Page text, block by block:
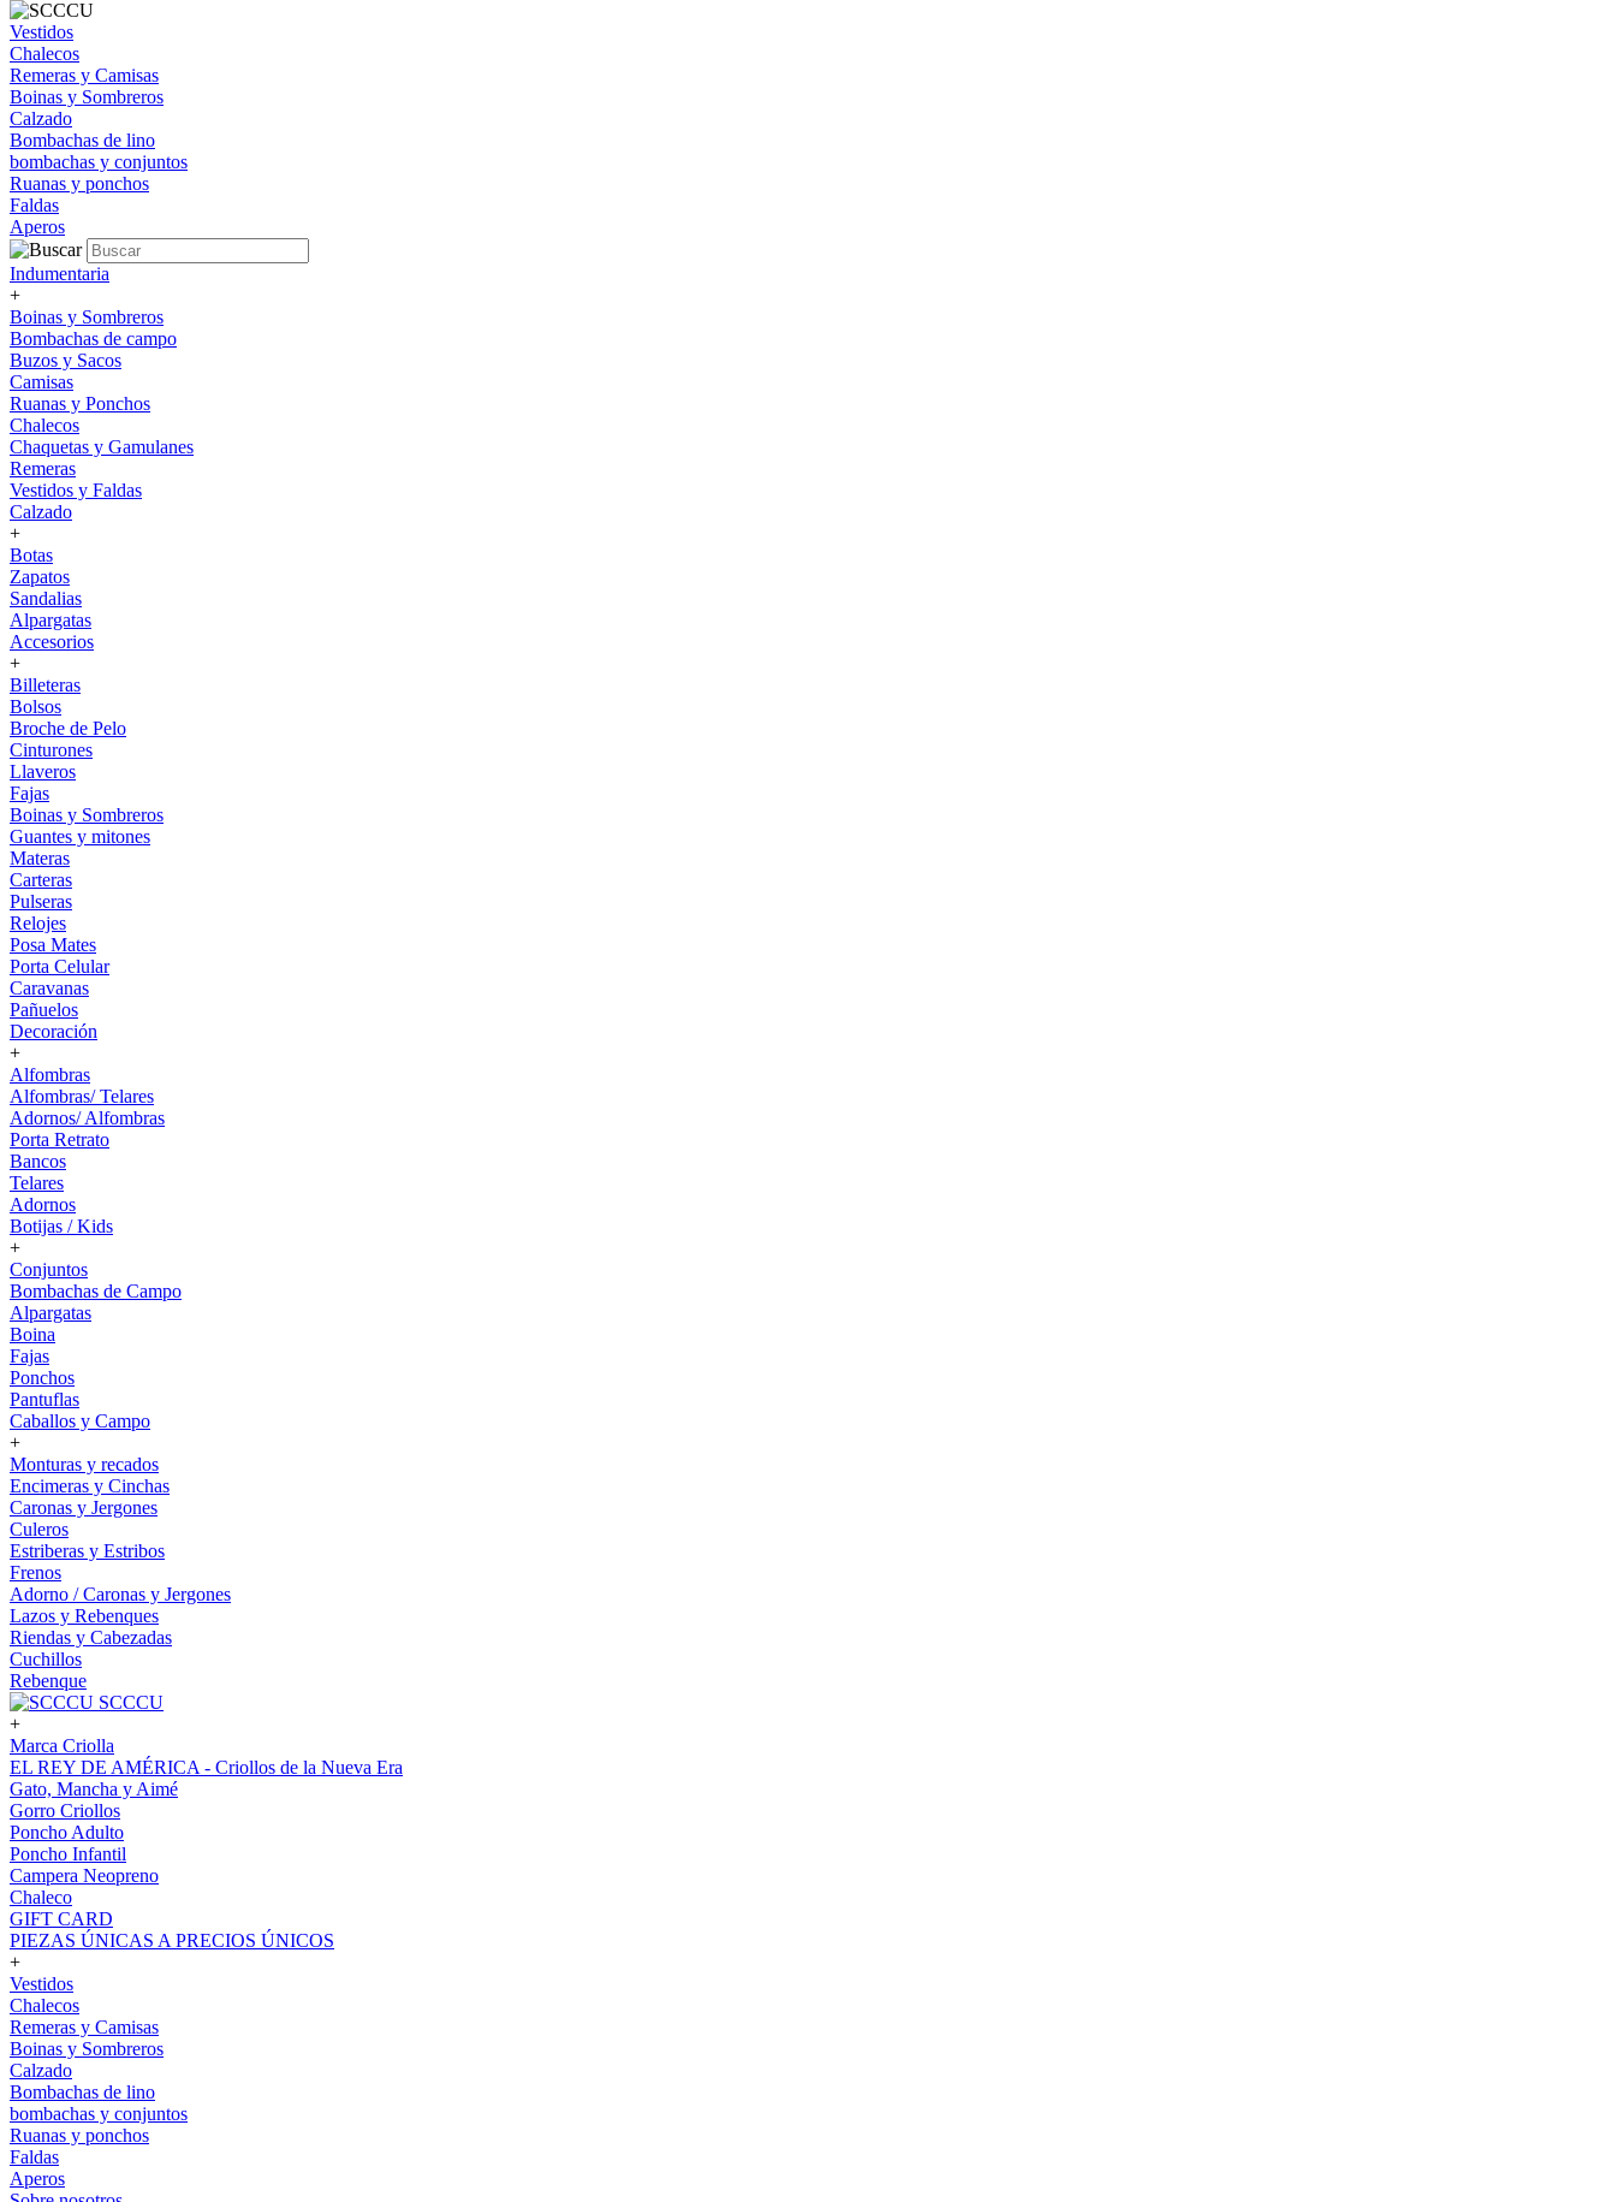
Vestidos
Chalecos
Remeras y Camisas
Boinas y Sombreros
Calzado
Bombachas de lino
bombachas y conjuntos
Ruanas y ponchos
Faldas
Aperos
Indumentaria
+
Boinas y Sombreros
Bombachas de campo
Buzos y Sacos
Camisas
Ruanas y Ponchos
Chalecos
Chaquetas y Gamulanes
Remeras
Vestidos y Faldas
Calzado
+
Botas
Zapatos
Sandalias
Alpargatas
Accesorios
+
Billeteras
Bolsos
Broche de Pelo
Cinturones
Llaveros
Fajas
Boinas y Sombreros
Guantes y mitones
Materas
Carteras
Pulseras
Relojes
Posa Mates
Porta Celular
Caravanas
Pañuelos
Decoración
+
Alfombras
Alfombras/ Telares
Adornos/ Alfombras
Porta Retrato
Bancos
Telares
Adornos
Botijas / Kids
+
Conjuntos
Bombachas de Campo
Alpargatas
Boina
Fajas
Ponchos
Pantuflas
Caballos y Campo
+
Monturas y recados
Encimeras y Cinchas
Caronas y Jergones
Culeros
Estriberas y Estribos
Frenos
Adorno / Caronas y Jergones
Lazos y Rebenques
Riendas y Cabezadas
Cuchillos
Rebenque
SCCCU
+
Marca Criolla
EL REY DE AMÉRICA - Criollos de la Nueva Era
Gato, Mancha y Aimé
Gorro Criollos
Poncho Adulto
Poncho Infantil
Campera Neopreno
Chaleco
GIFT CARD
PIEZAS ÚNICAS A PRECIOS ÚNICOS
+
Vestidos
Chalecos
Remeras y Camisas
Boinas y Sombreros
Calzado
Bombachas de lino
bombachas y conjuntos
Ruanas y ponchos
Faldas
Aperos